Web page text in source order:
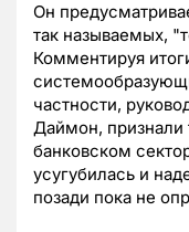
Он
так называемых,
Комментируя
частности,
Даймон, признали
банковском
усугубилась и
позади пока не